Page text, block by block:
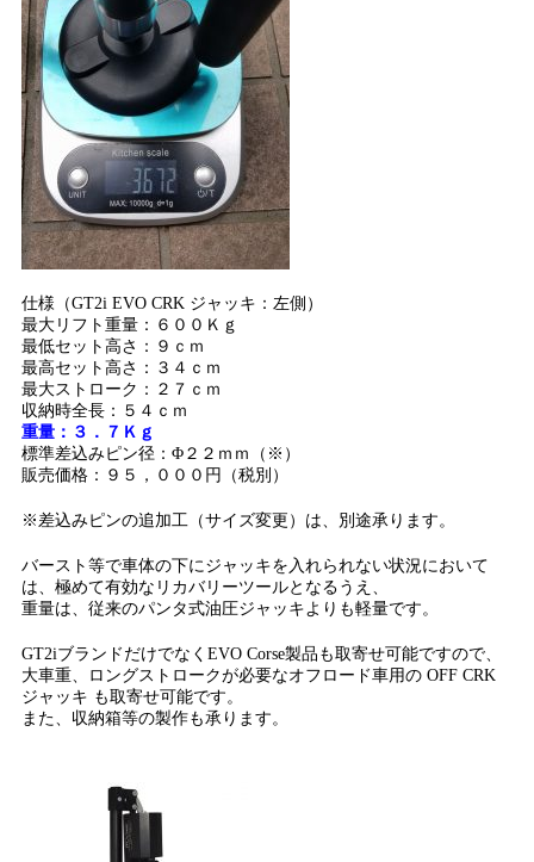
仕様（GT2i EVO CRK ジャッキ：左側）
最大リフト重量：６００Ｋｇ
最低セット高さ：９ｃｍ
最高セット高さ：３４ｃｍ
最大ストローク：２７ｃｍ
収納時全長：５４ｃｍ
重量：３．７Ｋｇ
標準差込みピン径：Φ２２ｍｍ（※）
販売価格：９５，０００円（税別）
※差込みピンの追加工（サイズ変更）は、別途承ります。
バースト等で車体の下にジャッキを入れられない状況において
は、極めて有効なリカバリーツールとなるうえ、
重量は、従来のパンタ式油圧ジャッキよりも軽量です。
GT2iブランドだけでなくEVO Corse製品も取寄せ可能ですので、
大車重、ロングストロークが必要なオフロード車用の OFF CRK
ジャッキ も取寄せ可能です。
また、収納箱等の製作も承ります。